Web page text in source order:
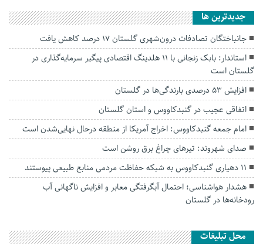
جديدترين ها
جانباختگان تصادفات درون‌شهری گلستان ۱۷ درصد کاهش یافت
استاندار: بابک زنجانی با ۱۱ هلدینگ اقتصادی پیگیر سرمایه‌گذاری در
گلستان است
افزایش ۵۳ درصدی بارندگی‌ها در گلستان
اتفاقی عجیب در‌ گنبدکاووس و استان گلستان
امام جمعه گنبدکاووس: اخراج آمریکا از منطقه درحال نهایی‌شدن است
صدای شهروند: تیرهای چراغ برق روشن است
۱۱ دهیاری گنبدکاووس به شبکه حفاظت مردمی منابع طبیعی پیوستند
هشدار هواشناسی؛ احتمال آبگرفتگی معابر و افزایش ناگهانی آب
رودخانه‌ها در گلستان
محل تبلیغات